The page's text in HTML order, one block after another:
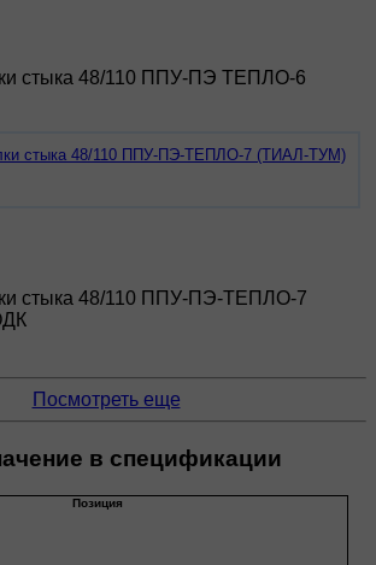
стыка 48/110 ППУ-ПЭ ТЕПЛО-6
стыка 48/110 ППУ-ПЭ-ТЕПЛО-7
Посмотреть еще
в спецификации
Позиция